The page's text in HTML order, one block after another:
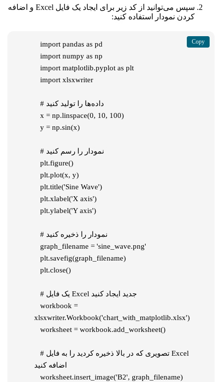
سپس می‌توانید از کد زیر برای ایجاد یک فایل Excel و اضافه
کردن نمودار استفاده کنید:
xlsxwriter.Workbook('chart_with_matplotlib.xlsx')
اضافه کنید